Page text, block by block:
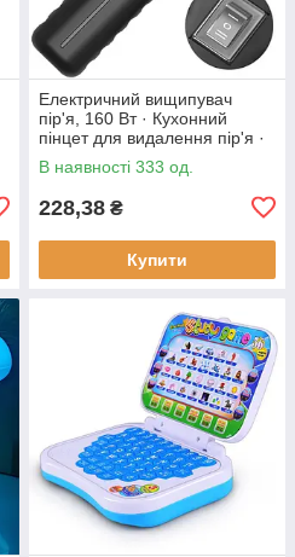
Електричний вищипувач
пір'я, 160 Вт · Кухонний
пінцет для видалення пір'я ·
Інструмент - щипці для
ощипування птиці
В наявності 333 од.
228,38 ₴
Купити